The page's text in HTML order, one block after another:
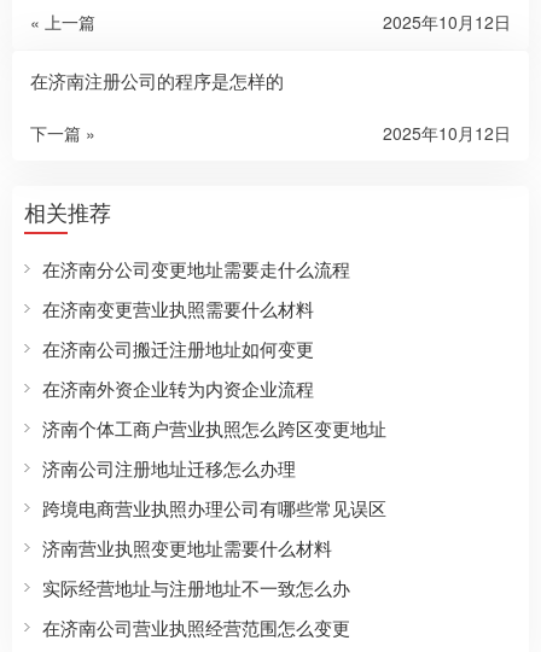
« 上一篇 2025年10月12日
在济南注册公司的程序是怎样的
下一篇 » 2025年10月12日
相关推荐
在济南分公司变更地址需要走什么流程
在济南变更营业执照需要什么材料
在济南公司搬迁注册地址如何变更
在济南外资企业转为内资企业流程
济南个体工商户营业执照怎么跨区变更地址
济南公司注册地址迁移怎么办理
跨境电商营业执照办理公司有哪些常见误区
济南营业执照变更地址需要什么材料
实际经营地址与注册地址不一致怎么办
在济南公司营业执照经营范围怎么变更